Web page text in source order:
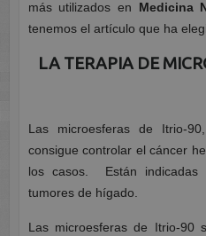
más utilizados en Medicina
tenemos el artículo que ha
LA TERAPIA DE
Las microesferas de Itrio-
consigue controlar el cáncer
los casos. Están
tumores de hígado.
Las microesferas de Itrio-90